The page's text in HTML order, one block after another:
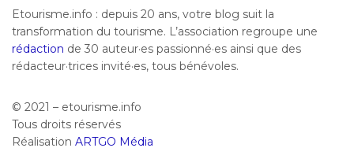
Etourisme.info : depuis 20 ans, votre blog suit la
transformation du tourisme. L’association regroupe une
rédaction de 30 auteur·es passionné·es ainsi que des
rédacteur·trices invité·es, tous bénévoles.
© 2021 – etourisme.info
Tous droits réservés
Réalisation ARTGO Média